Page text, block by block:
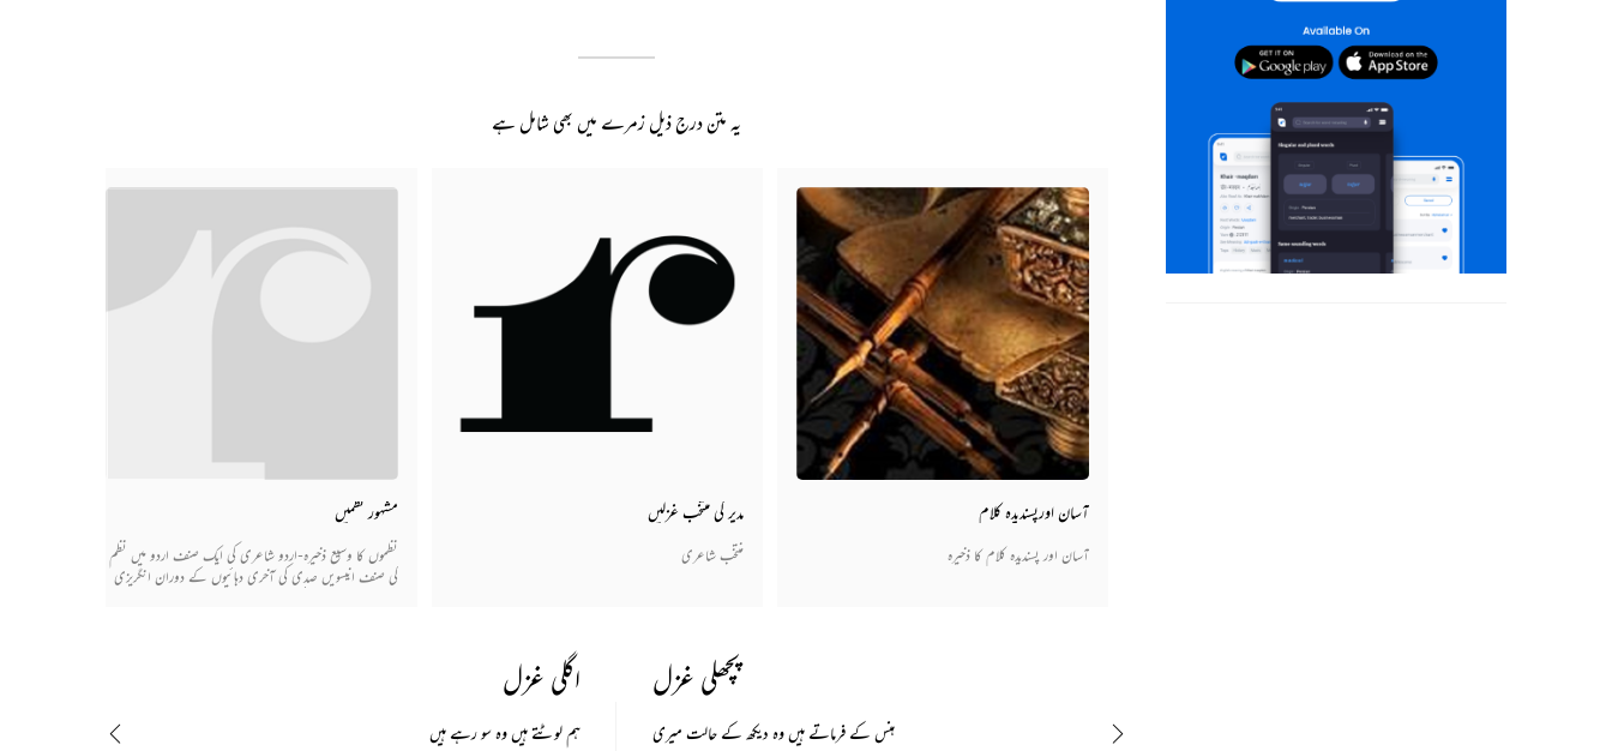
یہ متن درج ذیل زمرے میں بھی شامل ہے
آسان اورپسندیدہ کلام
آسان اور پسندیدہ کلام کا ذخیرہ
مدیر کی منتخب غزلیں
منتخب شاعری
مشہور نظمیں
نظموں کا وسیع ذخیرہ-اردو شاعری کی ایک صنف اردو میں نظم
کی صنف انیسویں صدی کی آخری دہائیوں کے دوران انگریزی
اگلی غزل
ہم لوٹتے ہیں وہ سو رہے ہیں
پچھلی غزل
ہنس کے فرماتے ہیں وہ دیکھ کے حالت میری